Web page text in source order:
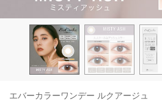
エバーカラーワンデー ルクアージュ